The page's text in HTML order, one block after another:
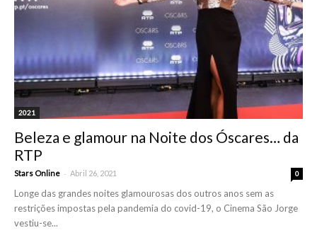
2021
Beleza e glamour na Noite dos Óscares… da
RTP
Stars Online - Abril 26, 2021 0
Longe das grandes noites glamourosas dos outros anos sem as
restrições impostas pela pandemia do covid-19, o Cinema São Jorge
vestiu-se...